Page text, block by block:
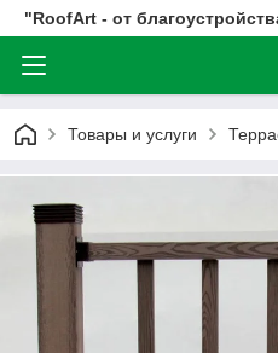
"RoofArt - от
Товары и услуги